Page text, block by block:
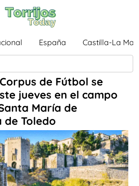
España Castilla-La
de Fútbol se
jueves en el campo
María de
de Toledo